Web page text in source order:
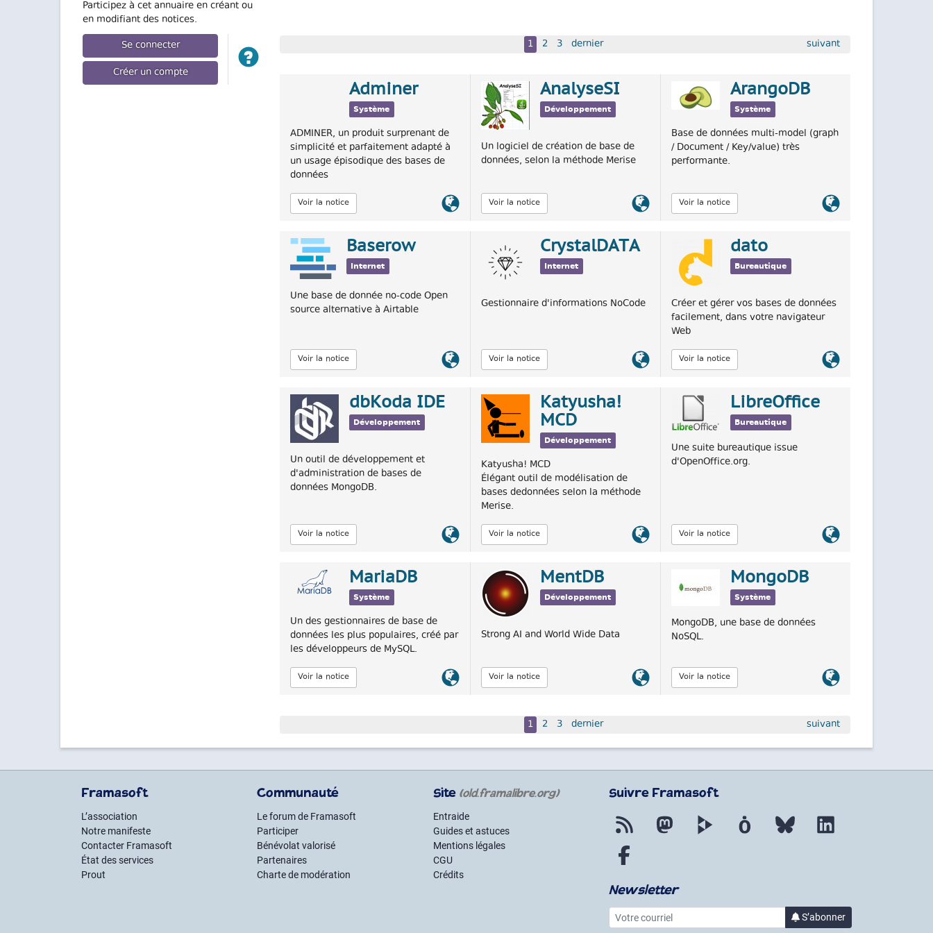
Participez à cet annuaire en créant ou
en modifiant des notices.
Se connecter
Créer un compte
1 2 3 suivant
dernier
Adminer
Système
ADMINER, un produit surprenant de
simplicité et parfaitement adapté à
un usage épisodique des bases de
données
Voir la notice
Lien
officiel
AnalyseSI
Développement
Un logiciel de création de base de
données, selon la méthode Merise
Voir la notice
Lien
officiel
ArangoDB
Système
Base de données multi-model (graph
/ Document / Key/value) très
performante.
Voir la notice
Lien
Baserow
Internet
Une base de donnée no-code Open
source alternative à Airtable
Voir la notice
Lien
officiel
CrystalDATA
Internet
Gestionnaire d'informations NoCode
Voir la notice
Lien
officiel
dato
Bureautique
Créer et gérer vos bases de données
facilement, dans votre navigateur
Web
Voir la notice
Lien
dbKoda IDE
Développement
Un outil de développement et
d'administration de bases de
données MongoDB.
Voir la notice
Lien
officiel
Katyusha!
MCD
Développement
Katyusha! MCD
Élégant outil de modélisation de
bases dedonnées selon la méthode
Merise.
Voir la notice
Lien
officiel
LibreOffice
Bureautique
Une suite bureautique issue
d'OpenOffice.org.
Voir la notice
Lien
MariaDB
Système
Un des gestionnaires de base de
données les plus populaires, créé par
les développeurs de MySQL.
Voir la notice
Lien
officiel
MentDB
Développement
Strong AI and World Wide Data
Voir la notice
Lien
officiel
MongoDB
Système
MongoDB, une base de données
NoSQL.
Voir la notice
Lien
1 2 3 suivant
dernier
Framasoft
L’association
Notre manifeste
Contacter Framasoft
État des services
Prout
Communauté
Le forum de Framasoft
Participer
Bénévolat valorisé
Partenaires
Charte de modération
Site (old.framalibre.org)
Entraide
Guides et astuces
Mentions légales
CGU
Crédits
Suivre Framasoft
Flux RSS Mastodon PeerTube Mobilizon Bluesky
Newsletter
Votre courriel
S’abonner